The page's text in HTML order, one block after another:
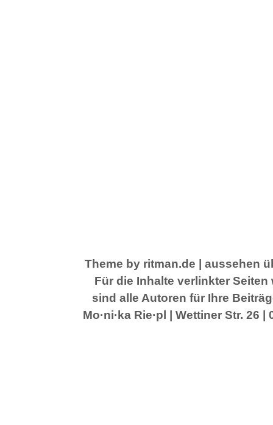
Theme by ritman.de | aussehen
Für die Inhalte verlinkter
sind alle Autoren für Ihre
Mo·ni·ka Rie·pl | Wettiner Str. 26